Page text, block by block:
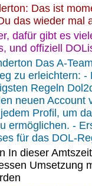
Das ist
das wieder mal
dafür gibt es
und offiziell
Das A-
zu erleichtern: -
Regeln
neuen Account
Profil, um
ermöglichen. -
für das DOL-
In dieser
Umsetzung